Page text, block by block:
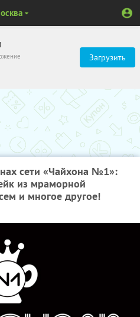
Загрузить
сети «Чайхона №1»:
из мраморной
и многое другое!